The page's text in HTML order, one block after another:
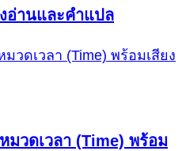
อ่านและคำแปล
วดเวลา (Time) พร้อม